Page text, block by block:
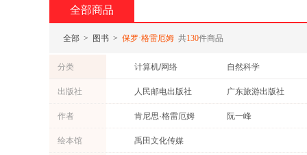
全部商品
全部 > 图书 > 保罗·格雷厄姆 共130件商品
分类 计算机/网络
自然科学
考试
青春文学
出版社 人民邮电出版社 广东旅游出版社
作者 肯尼思·格雷厄姆 阮一峰
绘本馆 禹田文化传媒